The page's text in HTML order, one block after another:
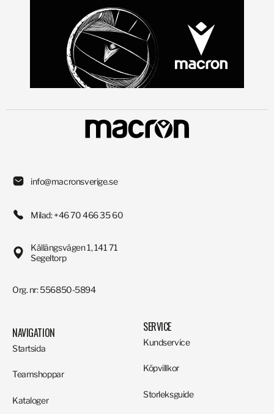
info@macronsverige.se
Milad: +46 70 466 35 60
Källängsvägen 1, 141 71
Segeltorp
Org. nr: 556850-5894
NAVIGATION
Startsida
Teamshoppar
Kataloger
SERVICE
Kundservice
Köpvillkor
Storleksguide